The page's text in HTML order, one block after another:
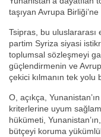
taşıyan Avrupa
Tsipras, bu uluslararası
partim Syriza siyasi
toplumsal sözleşmeyi
güçlendirmenin ve
çekici kılmanın tek yolu
O, açıkça,
kriterlerine uyum
hükümeti,
bütçeyi koruma